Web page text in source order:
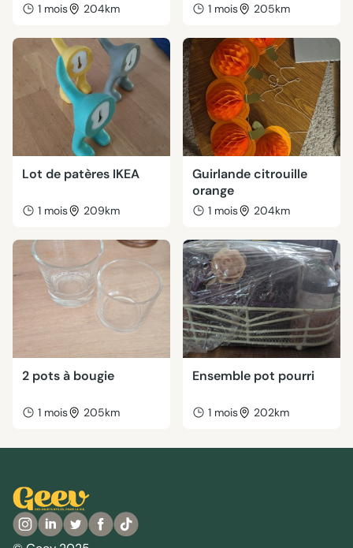
1 mois 204km 1 mois 205km
Lot de patères IKEA
1 mois 209km
Guirlande citrouille
orange
1 mois 204km
2 pots à bougie
1 mois 205km
Ensemble pot pourri
1 mois 202km